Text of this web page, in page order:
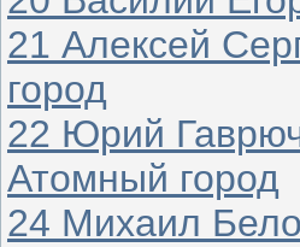
21 Алексей
город
22 Юрий
Атомный город
24 Михаил